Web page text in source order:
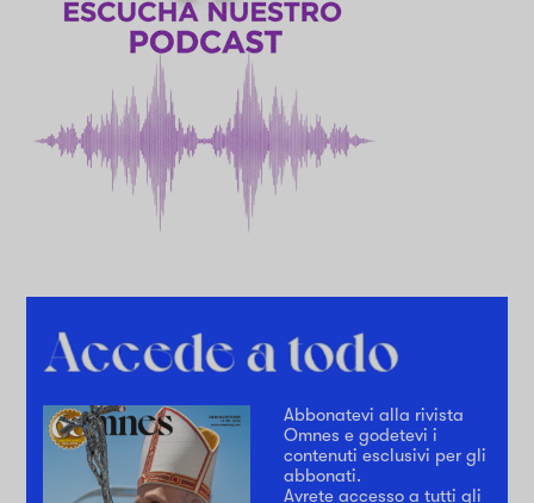
Abbonatevi alla rivista
Omnes e godetevi i
contenuti esclusivi per gli
abbonati.
Avrete accesso a tutti gli